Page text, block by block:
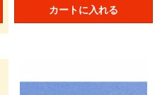
カートに入れる